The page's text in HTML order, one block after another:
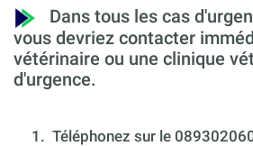
Dans tous les cas
vous devriez contacter
vétérinaire ou une clinique
d'urgence.
1. Téléphonez sur le